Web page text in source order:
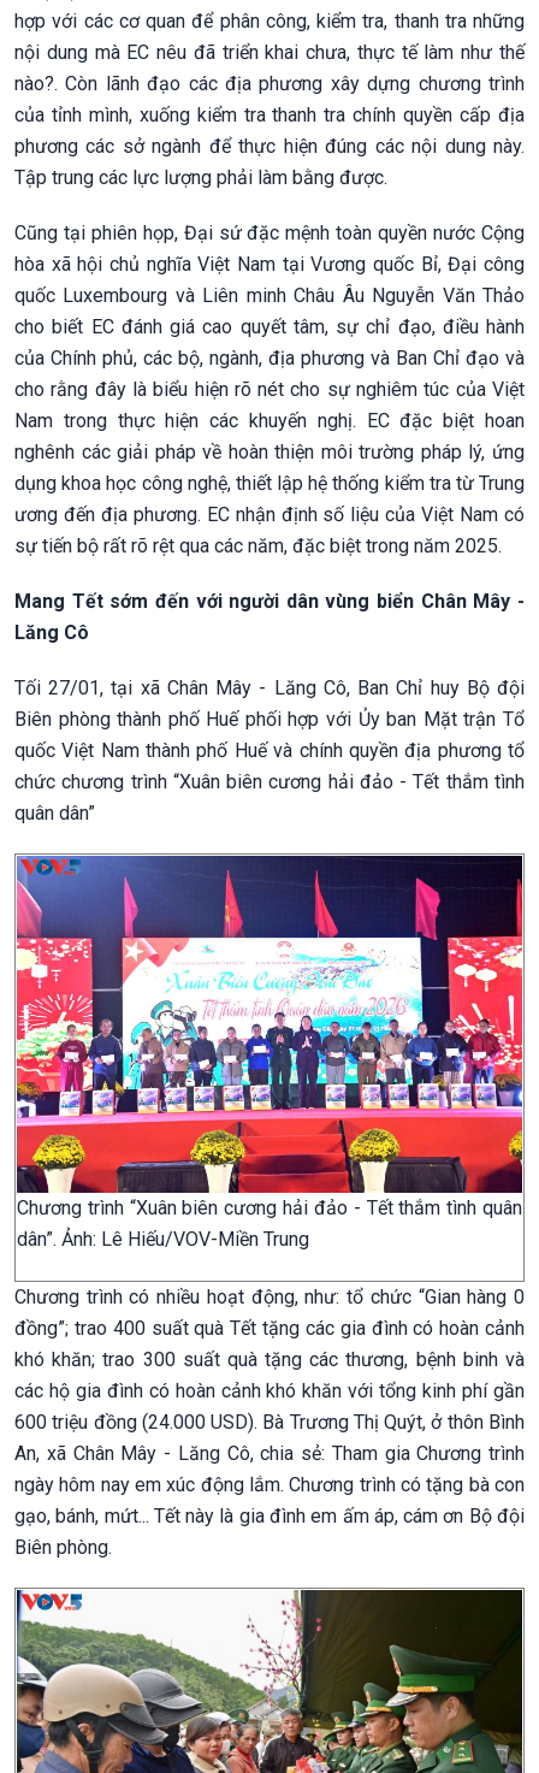
hợp với các cơ quan để phân công, kiểm tra, thanh tra những
nội dung mà EC nêu đã triển khai chưa, thực tế làm như thế
nào?. Còn lãnh đạo các địa phương xây dựng chương trình
của tỉnh mình, xuống kiểm tra thanh tra chính quyền cấp địa
phương các sở ngành để thực hiện đúng các nội dung này.
Tập trung các lực lượng phải làm bằng được.
Cũng tại phiên họp, Đại sứ đặc mệnh toàn quyền nước Cộng
hòa xã hội chủ nghĩa Việt Nam tại Vương quốc Bỉ, Đại công
quốc Luxembourg và Liên minh Châu Âu Nguyễn Văn Thảo
cho biết EC đánh giá cao quyết tâm, sự chỉ đạo, điều hành
của Chính phủ, các bộ, ngành, địa phương và Ban Chỉ đạo và
cho rằng đây là biểu hiện rõ nét cho sự nghiêm túc của Việt
Nam trong thực hiện các khuyến nghị. EC đặc biệt hoan
nghênh các giải pháp về hoàn thiện môi trường pháp lý, ứng
dụng khoa học công nghệ, thiết lập hệ thống kiểm tra từ Trung
ương đến địa phương. EC nhận định số liệu của Việt Nam có
sự tiến bộ rất rõ rệt qua các năm, đặc biệt trong năm 2025.
Mang Tết sớm đến với người dân vùng biển Chân Mây -
Lăng Cô
Tối 27/01, tại xã Chân Mây - Lăng Cô, Ban Chỉ huy Bộ đội
Biên phòng thành phố Huế phối hợp với Ủy ban Mặt trận Tổ
quốc Việt Nam thành phố Huế và chính quyền địa phương tổ
chức chương trình “Xuân biên cương hải đảo - Tết thắm tình
quân dân”
Chương trình “Xuân biên cương hải đảo - Tết thắm tình quân
dân”. Ảnh: Lê Hiếu/VOV-Miền Trung
Chương trình có nhiều hoạt động, như: tổ chức “Gian hàng 0
đồng”; trao 400 suất quà Tết tặng các gia đình có hoàn cảnh
khó khăn; trao 300 suất quà tặng các thương, bệnh binh và
các hộ gia đình có hoàn cảnh khó khăn với tổng kinh phí gần
600 triệu đồng (24.000 USD). Bà Trương Thị Quýt, ở thôn Bình
An, xã Chân Mây - Lăng Cô, chia sẻ: Tham gia Chương trình
ngày hôm nay em xúc động lắm. Chương trình có tặng bà con
gạo, bánh, mứt... Tết này là gia đình em ấm áp, cám ơn Bộ đội
Biên phòng.